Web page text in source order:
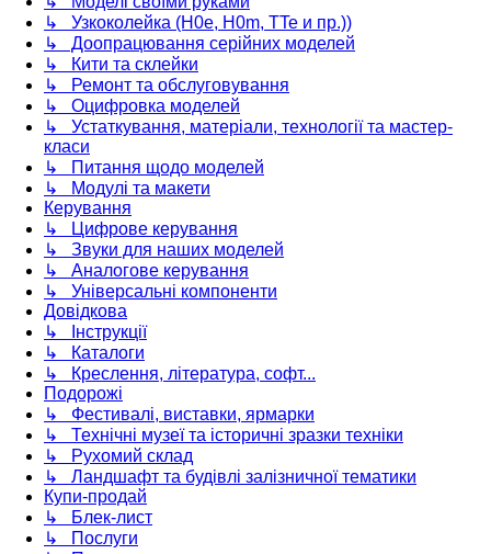
↳ Узкоколейка (H0e, H0m, TTe и пр.))
↳ Доопрацювання серійних моделей
↳ Кити та склейки
↳ Ремонт та обслуговування
↳ Оцифровка моделей
↳ Устаткування, матеріали, технології та мастер-
класи
↳ Питання щодо моделей
↳ Модулі та макети
Керування
↳ Цифрове керування
↳ Звуки для наших моделей
↳ Аналогове керування
↳ Універсальні компоненти
Довідкова
↳ Інструкції
↳ Каталоги
↳ Креслення, література, софт...
Подорожі
↳ Фестивалі, виставки, ярмарки
↳ Технічні музеї та історичні зразки техніки
↳ Рухомий склад
↳ Ландшафт та будівлі залізничної тематики
Купи-продай
↳ Блек-лист
↳ Послуги